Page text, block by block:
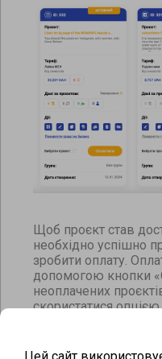
Щоб проєкт став
необхідно успішно
зробити оплату.
допомогою кнопки
неоплачених
скористатися
поставивши галочку